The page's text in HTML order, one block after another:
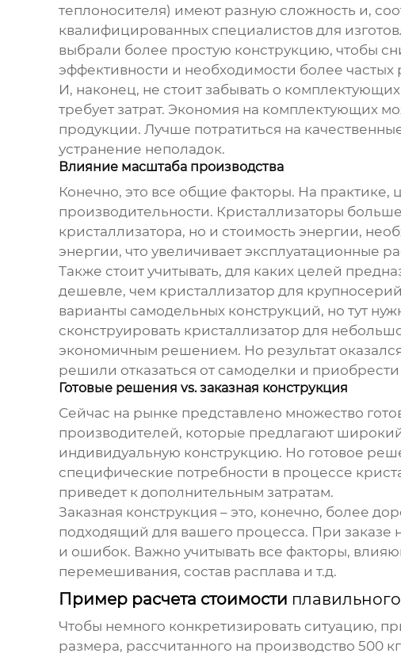
теплоносителя) имеют разную сложность и,
квалифицированных специалистов для
выбрали более простую конструкцию, чтобы
эффективности и необходимости более
И, наконец, не стоит забывать о
требует затрат. Экономия на комплектующих
продукции. Лучше потратиться на
устранение неполадок.
Влияние масштаба производства
Конечно, это все общие факторы. На практике,
производительности. Кристаллизаторы
кристаллизатора, но и стоимость энергии,
энергии, что увеличивает эксплуатационные
Также стоит учитывать, для каких целей
дешевле, чем кристаллизатор для
варианты самодельных конструкций, но тут
сконструировать кристаллизатор для
экономичным решением. Но результат
решили отказаться от самоделки и
Готовые решения vs. заказная конструкция
Сейчас на рынке представлено множество
производителей, которые предлагают
индивидуальную конструкцию. Но готовое
специфические потребности в процессе
приведет к дополнительным затратам.
Заказная конструкция – это, конечно, более
подходящий для вашего процесса. При заказе
и ошибок. Важно учитывать все факторы,
перемешивания, состав расплава и т.д.
Пример расчета стоимости
Чтобы немного конкретизировать ситуацию,
размера, рассчитанного на производство 500